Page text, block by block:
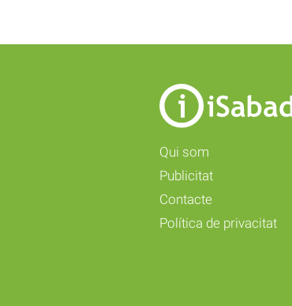
Qui som
Publicitat
Contacte
Política de privacitat